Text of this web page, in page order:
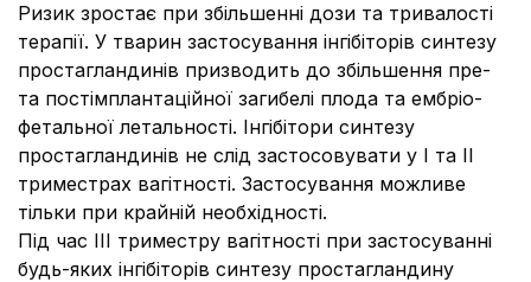
Ризик зростає при збільшенні дози та тривалості
терапії. У тварин застосування інгібіторів синтезу
простагландинів призводить до збільшення пре-
та постімплантаційної загибелі плода та ембріо-
фетальної летальності. Інгібітори синтезу
простагландинів не слід застосовувати у І та ІІ
триместрах вагітності. Застосування можливе
тільки при крайній необхідності.
Під час ІІІ триместру вагітності при застосуванні
будь-яких інгібіторів синтезу простагландину